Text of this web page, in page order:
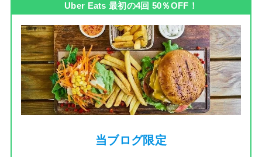
Uber Eats 最初の4回 50％OFF！
当ブログ限定